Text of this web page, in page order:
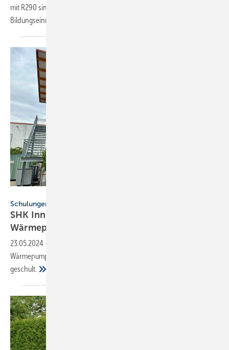
mit R290 sind für Mehr­fami­lien­häuser, Gewer­be­objekte oder
Bildungs­ein­rich­tungen
Schulungen
SHK Innung Schweinfurt eröffnet
Wärmepumpen-Schulungszentrum
23.05.2024 -
Wärmepumpenzentrum der SHK-Innung Schweinfurt Main Rhön
geschult.